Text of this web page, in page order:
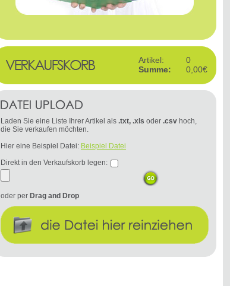
Artikel:
0
Summe:
0,00€
Laden Sie eine Liste Ihrer Artikel als .txt, .xls oder .csv hoch,
die Sie verkaufen möchten.
Hier eine Beispiel Datei: Beispiel Datei
Direkt in den Verkaufskorb legen:
oder per Drag and Drop